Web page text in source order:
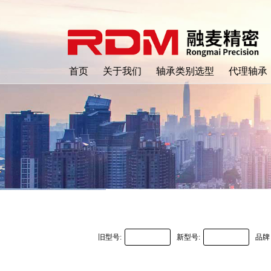
首页 关于我们 轴承类别选型 代理轴承
旧型号: 新型号: 品